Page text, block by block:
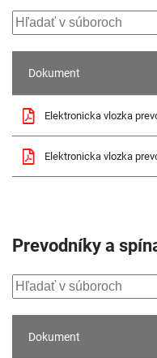
Dokument
Elektronicka vlozka
Elektronicka vlozka
Prevodníky a
Dokument